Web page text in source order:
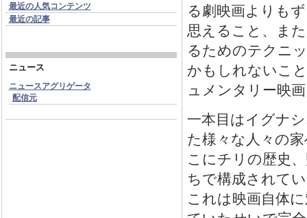
最近の人気コンテンツ
最近の記事
ニュース
ニュースアグリゲータ
配信元
る劇映画よりも
思えること、ま
るためのテクニ
かもしれないこ
ュメンタリー映
一本目はイグナ
た様々な人々の
こにチリの歴史
ちで構成されて
これは映画自体